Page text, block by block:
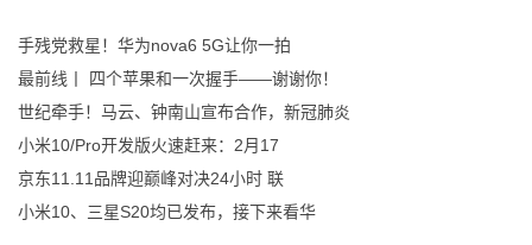
手残党救星！华为nova6 5G让你一拍
最前线丨 四个苹果和一次握手——谢谢你！
世纪牵手！马云、钟南山宣布合作，新冠肺炎
小米10/Pro开发版火速赶来：2月17
京东11.11品牌迎巅峰对决24小时 联
小米10、三星S20均已发布，接下来看华